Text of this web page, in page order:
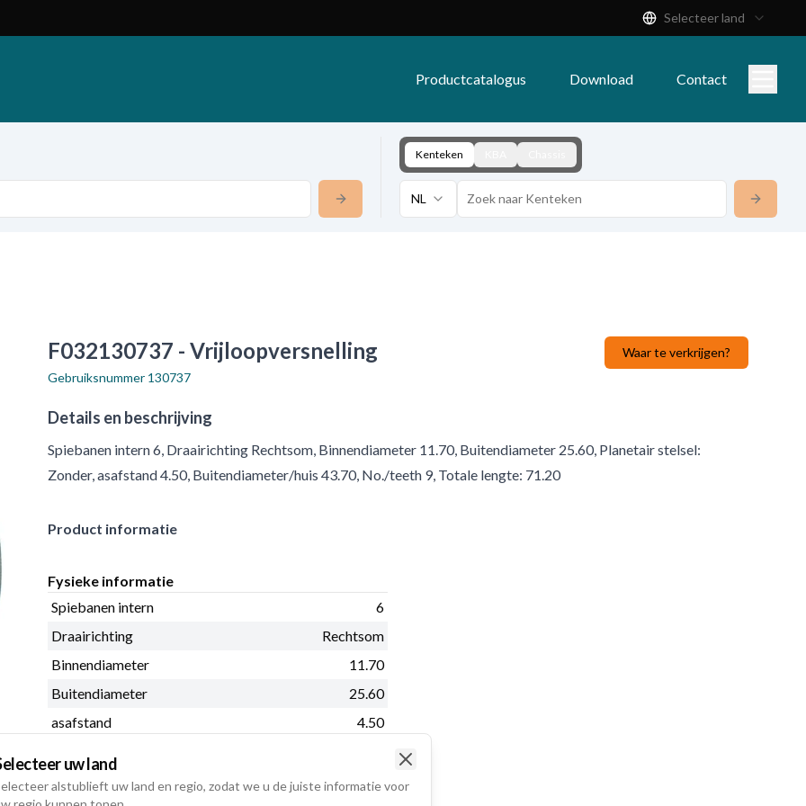
Selecteer land
Productcatalogus Download Contact
Kenteken
NL
F032130737 - Vrijloopversnelling
Waar te verkrijgen?
Gebruiksnummer 130737
Details en beschrijving
Spiebanen intern 6, Draairichting Rechtsom, Binnendiameter 11.70, Buitendiameter 25.60, Planetair stelsel:
Zonder, asafstand 4.50, Buitendiameter/huis 43.70, No./teeth 9, Totale lengte: 71.20
Product informatie
Fysieke informatie
Spiebanen intern
6
Draairichting
Rechtsom
Binnendiameter
11.70
Buitendiameter
25.60
asafstand
4.50
No./teeth
uw land
alstublieft uw land en regio, zodat we u de juiste informatie voor